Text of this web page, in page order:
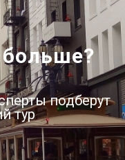
больше?
подберут
тур